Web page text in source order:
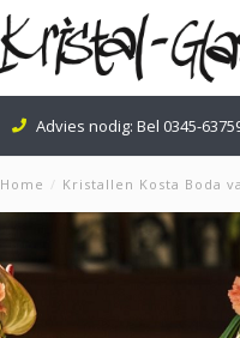
Advies nodig: Bel 0345-
Home / Kristallen Kosta Boda